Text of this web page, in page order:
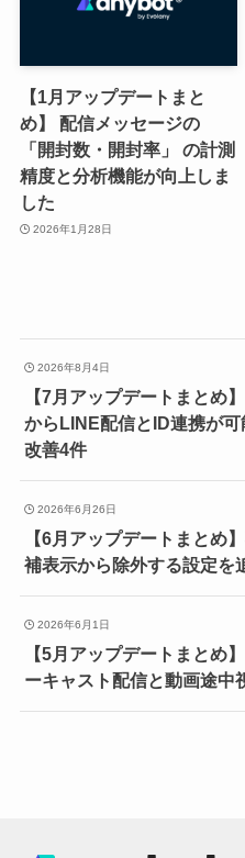
【1月アップデートまと
め】 配信メッセージの
「開封数・開封率」 の計測
精度と分析機能が向上しま
した
2026年1月28日
2026年8月4日
【7月アップデートまとめ
からLINE配信とID連携が可
改善4件
2026年6月26日
【6月アップデートまとめ
補表示から除外する設定を
2026年6月1日
【5月アップデートまとめ
ーキャスト配信と動画途中